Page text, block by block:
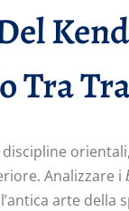
Analizzare i
arte